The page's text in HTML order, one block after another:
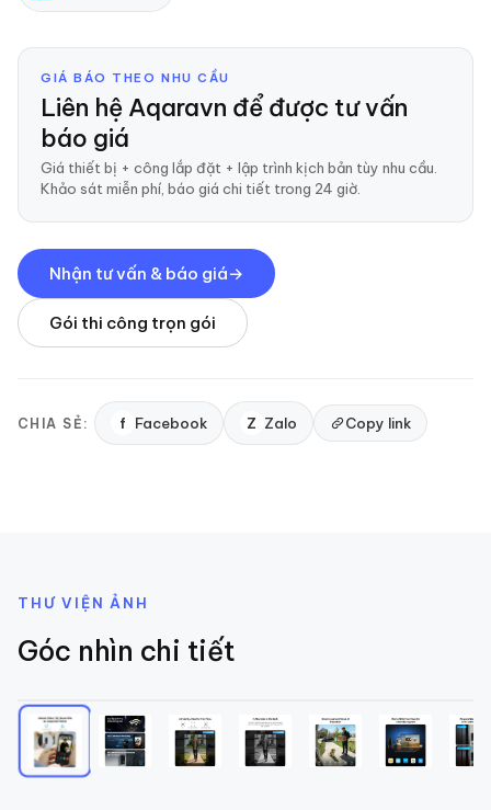
GIÁ BÁO THEO NHU CẦU
Liên hệ Aqaravn để được tư vấn
báo giá
Giá thiết bị + công lắp đặt + lập trình kịch bản tùy nhu cầu.
Khảo sát miễn phí, báo giá chi tiết trong 24 giờ.
Nhận tư vấn & báo giá
Gói thi công trọn gói
CHIA SẺ: f Facebook Z Zalo Copy link
THƯ VIỆN ẢNH
Góc nhìn chi tiết
1/